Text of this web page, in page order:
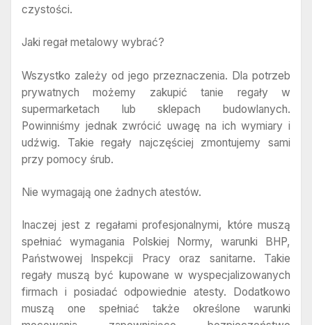
czystości.
Jaki regał metalowy wybrać?
Wszystko zależy od jego przeznaczenia. Dla potrzeb
prywatnych możemy zakupić tanie regały w
supermarketach lub sklepach budowlanych.
Powinniśmy jednak zwrócić uwagę na ich wymiary i
udźwig. Takie regały najczęściej zmontujemy sami
przy pomocy śrub.
Nie wymagają one żadnych atestów.
Inaczej jest z regałami profesjonalnymi, które muszą
spełniać wymagania Polskiej Normy, warunki BHP,
Państwowej Inspekcji Pracy oraz sanitarne. Takie
regały muszą być kupowane w wyspecjalizowanych
firmach i posiadać odpowiednie atesty. Dodatkowo
muszą one spełniać także określone warunki